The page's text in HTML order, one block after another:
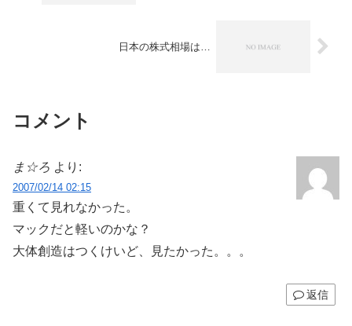
日本の株式相場は…
コメント
ま☆ろ より:
2007/02/14 02:15
重くて見れなかった。
マックだと軽いのかな？
大体創造はつくけいど、見たかった。。。
返信